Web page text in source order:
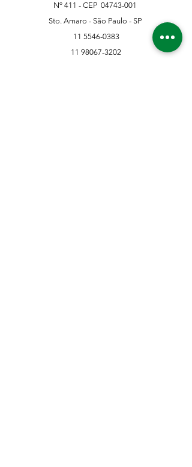
Nº 411 - CEP 04743-001
Sto. Amaro - São Paulo - SP
11 5546-0383
11 98067-3202